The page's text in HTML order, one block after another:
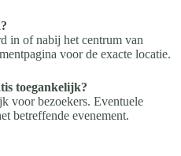
in of nabij het centrum van
voor de exacte locatie.
toegankelijk?
voor bezoekers. Eventuele
betreffende evenement.